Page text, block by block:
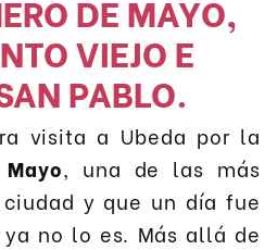
DE MAYO,
VIEJO E
PABLO.
visita a Ubeda por la
, una de las más
y que un día fue
no lo es. Más allá de